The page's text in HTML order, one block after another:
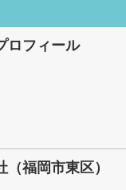
ロフィール
（福岡市東区）